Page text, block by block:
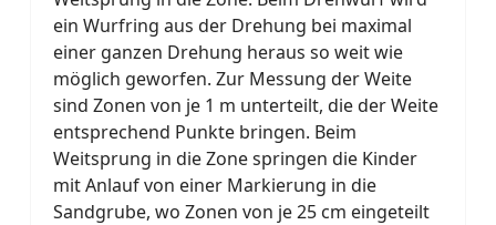
ein Wurfring aus der Drehung bei maximal
einer ganzen Drehung heraus so weit wie
möglich geworfen. Zur Messung der Weite
sind Zonen von je 1 m unterteilt, die der Weite
entsprechend Punkte bringen. Beim
Weitsprung in die Zone springen die Kinder
mit Anlauf von einer Markierung in die
Sandgrube, wo Zonen von je 25 cm eingeteilt